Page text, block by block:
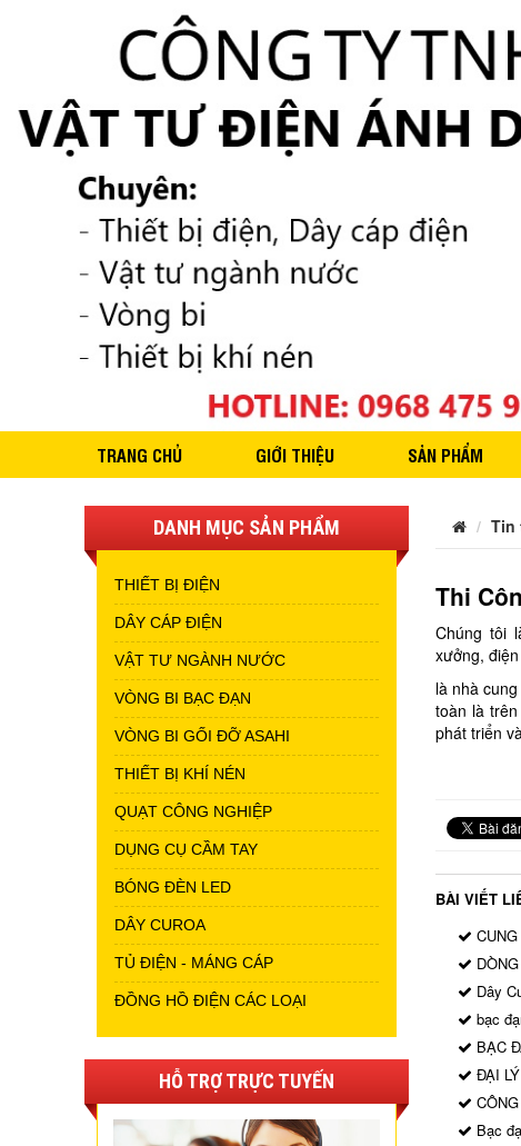
TRANG CHỦ GIỚI THIỆU SẢN PHẨM
DANH MỤC SẢN PHẨM
THIẾT BỊ ĐIỆN
DÂY CÁP ĐIỆN
VẬT TƯ NGÀNH NƯỚC
VÒNG BI BẠC ĐẠN
VÒNG BI GỐI ĐỠ ASAHI
THIẾT BỊ KHÍ NÉN
QUẠT CÔNG NGHIỆP
DỤNG CỤ CẦM TAY
BÓNG ĐÈN LED
DÂY CUROA
TỦ ĐIỆN - MÁNG CÁP
ĐỒNG HỒ ĐIỆN CÁC LOẠI
HỖ TRỢ TRỰC TUYẾN
Tin
Thi
Chúng tôi
xưởng,
là nhà
toàn là
phát triển
BÀI VIẾT
Dây
bạc
BẠC
ĐẠI
Bạc